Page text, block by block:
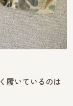
履いているのは